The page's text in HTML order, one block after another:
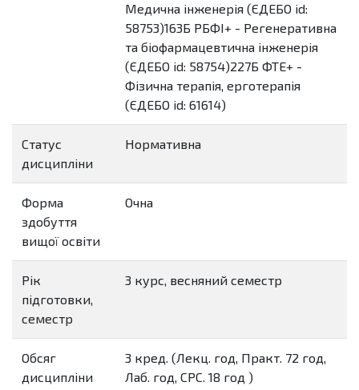
Медична інженерія (ЄДЕБО id:
58753)163Б РБФІ+ - Регенеративна
та біофармацевтична інженерія
(ЄДЕБО id: 58754)227Б ФТЕ+ -
Фізична терапія, ерготерапія
(ЄДЕБО id: 61614)
Статус
дисципліни
Нормативна
Форма
здобуття
вищої освіти
Очна
Рік
підготовки,
семестр
3 курс, весняний семестр
Обсяг
дисципліни
3 кред. (Лекц. год, Практ. 72 год,
Лаб. год, СРС. 18 год )